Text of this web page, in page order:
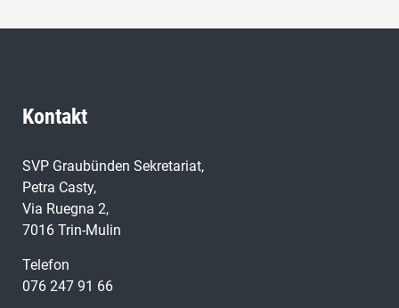
Kontakt
SVP Graubünden Sekretariat,
Petra Casty,
Via Ruegna 2,
7016 Trin-Mulin
Telefon
076 247 91 66